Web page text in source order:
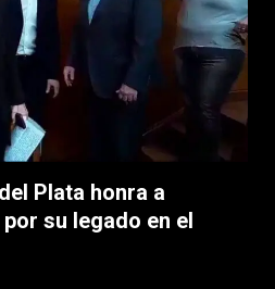
Plata honra a
su legado en el